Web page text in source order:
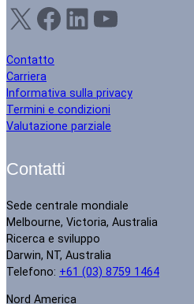
X Facebook LinkedIn YouTube
Contatto
Carriera
Informativa sulla privacy
Termini e condizioni
Valutazione parziale
Contatti
Sede centrale mondiale
Melbourne, Victoria, Australia
Ricerca e sviluppo
Darwin, NT, Australia
Telefono: +61 (03) 8759 1464
Nord America